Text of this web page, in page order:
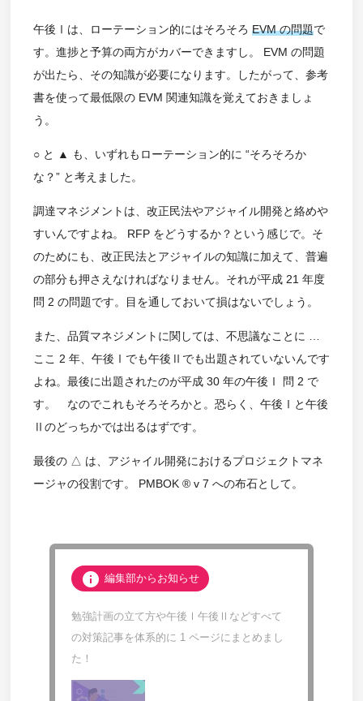
午後Ⅰは、ローテーション的にはそろそろ EVM の問題で
す。進捗と予算の両方がカバーできますし。 EVM の問題
が出たら、その知識が必要になります。したがって、参考
書を使って最低限の EVM 関連知識を覚えておきましょ
う。
○ と ▲ も、いずれもローテーション的に “そろそろか
な？” と考えました。
調達マネジメントは、改正民法やアジャイル開発と絡めや
すいんですよね。 RFP をどうするか？という感じで。そ
のためにも、改正民法とアジャイルの知識に加えて、普遍
の部分も押さえなければなりません。それが平成 21 年度
問 2 の問題です。目を通しておいて損はないでしょう。
また、品質マネジメントに関しては、不思議なことに …
ここ 2 年、午後Ⅰでも午後Ⅱでも出題されていないんです
よね。最後に出題されたのが平成 30 年の午後Ⅰ 問 2 で
す。 なのでこれもそろそろかと。恐らく、午後Ⅰと午後
Ⅱのどっちかでは出るはずです。
最後の △ は、アジャイル開発におけるプロジェクトマネ
ージャの役割です。 PMBOK ® v 7 への布石として。
info 編集部からお知らせ
勉強計画の立て方や午後Ⅰ午後Ⅱなどすべて
の対策記事を体系的に 1 ページにまとめまし
た！